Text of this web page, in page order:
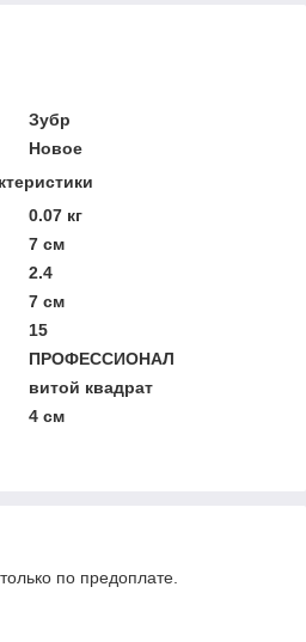
Зубр
Новое
0.07 кг
7 см
2.4
7 см
15
ПРОФЕССИОНАЛ
витой квадрат
4 см
по предоплате.